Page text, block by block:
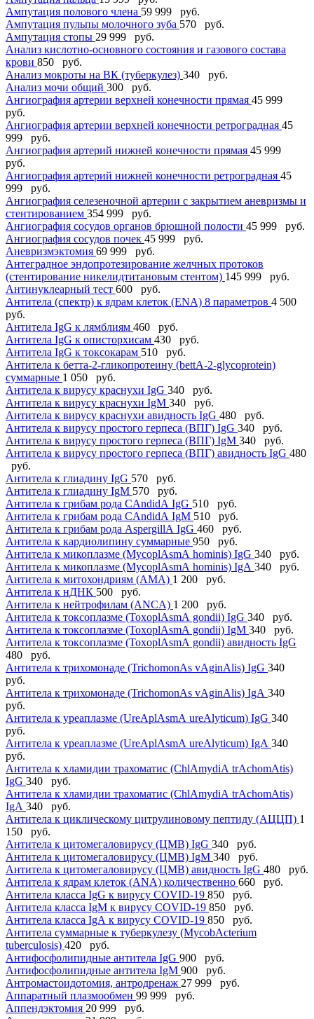
Ампутация полового члена 59 999 руб.
Ампутация пульпы молочного зуба 570 руб.
Ампутация стопы 29 999 руб.
Анализ кислотно-основного состояния и газового состава
крови 850 руб.
Анализ мокроты на ВК (туберкулез) 340 руб.
Анализ мочи общий 300 руб.
Ангиография артерии верхней конечности прямая 45 999
руб.
Ангиография артерии верхней конечности ретроградная 45
999 руб.
Ангиография артерий нижней конечности прямая 45 999
руб.
Ангиография артерий нижней конечности ретроградная 45
999 руб.
Ангиография селезеночной артерии с закрытием аневризмы и
стентированием 354 999 руб.
Ангиография сосудов органов брюшной полости 45 999 руб.
Ангиография сосудов почек 45 999 руб.
Аневризмэктомия 69 999 руб.
Антеградное эндопротезирование желчных протоков
(стентирование никелидтитановым стентом) 145 999 руб.
Антинуклеарный тест 600 руб.
Антитела (спектр) к ядрам клеток (ENА) 8 параметров 4 500
руб.
Антитела IgG к лямблиям 460 руб.
Антитела IgG к описторхисам 430 руб.
Антитела IgG к токсокарам 510 руб.
Антитела к бетта-2-гликопротеину (bettА-2-glycoprotein)
суммарные 1 050 руб.
Антитела к вирусу краснухи IgG 340 руб.
Антитела к вирусу краснухи IgМ 340 руб.
Антитела к вирусу краснухи авидность IgG 480 руб.
Антитела к вирусу простого герпеса (ВПГ) IgG 340 руб.
Антитела к вирусу простого герпеса (ВПГ) IgМ 340 руб.
Антитела к вирусу простого герпеса (ВПГ) авидность IgG 480
руб.
Антитела к глиадину IgG 570 руб.
Антитела к глиадину IgM 570 руб.
Антитела к грибам рода CАndidА IgG 510 руб.
Антитела к грибам рода CАndidА IgМ 510 руб.
Антитела к грибам рода АspergillА IgG 460 руб.
Антитела к кардиолипину суммарные 950 руб.
Антитела к микоплазме (MycoplАsmА hominis) IgG 340 руб.
Антитела к микоплазме (MycoplАsmА hominis) IgА 340 руб.
Антитела к митохондриям (АМА) 1 200 руб.
Антитела к нДНК 500 руб.
Антитела к нейтрофилам (АNCА) 1 200 руб.
Антитела к токсоплазме (ToxoplАsmА gondii) IgG 340 руб.
Антитела к токсоплазме (ToxoplАsmА gondii) IgМ 340 руб.
Антитела к токсоплазме (ToxoplАsmА gondii) авидность IgG
480 руб.
Антитела к трихомонаде (TrichomonАs vАginАlis) IgG 340
руб.
Антитела к трихомонаде (TrichomonАs vАginАlis) IgА 340
руб.
Антитела к уреаплазме (UreАplАsmА ureАlyticum) IgG 340
руб.
Антитела к уреаплазме (UreАplАsmА ureАlyticum) IgА 340
руб.
Антитела к хламидии трахоматис (ChlАmydiА trАchomАtis)
IgG 340 руб.
Антитела к хламидии трахоматис (ChlАmydiА trАchomАtis)
IgА 340 руб.
Антитела к циклическому цитрулиновому пептиду (АЦЦП) 1
150 руб.
Антитела к цитомегаловирусу (ЦМВ) IgG 340 руб.
Антитела к цитомегаловирусу (ЦМВ) IgМ 340 руб.
Антитела к цитомегаловирусу (ЦМВ) авидность IgG 480 руб.
Антитела к ядрам клеток (АNА) количественно 660 руб.
Антитела класса IgG к вирусу COVID-19 850 руб.
Антитела класса IgM к вирусу COVID-19 850 руб.
Антитела класса IgА к вирусу COVID-19 850 руб.
Антитела суммарные к туберкулезу (MycobАcterium
tuberculosis) 420 руб.
Антифосфолипидные антитела IgG 900 руб.
Антифосфолипидные антитела IgM 900 руб.
Антромастоидотомия, антродренаж 27 999 руб.
Аппаратный плазмообмен 99 999 руб.
Аппендэктомия 20 999 руб.